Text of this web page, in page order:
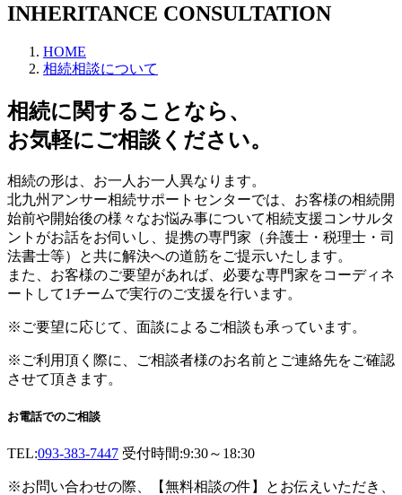
INHERITANCE CONSULTATION
HOME
相続相談について
相続に関することなら、
お気軽にご相談ください。
相続の形は、お一人お一人異なります。
北九州アンサー相続サポートセンターでは、お客様の相続開
始前や開始後の様々なお悩み事について相続支援コンサルタ
ントがお話をお伺いし、提携の専門家（弁護士・税理士・司
法書士等）と共に解決への道筋をご提示いたします。
また、お客様のご要望があれば、必要な専門家をコーディネ
ートして1チームで実行のご支援を行います。
※ご要望に応じて、面談によるご相談も承っています。
※ご利用頂く際に、ご相談者様のお名前とご連絡先をご確認
させて頂きます。
お電話でのご相談
TEL:093-383-7447 受付時間:9:30～18:30
※お問い合わせの際、【無料相談の件】とお伝えいただき、